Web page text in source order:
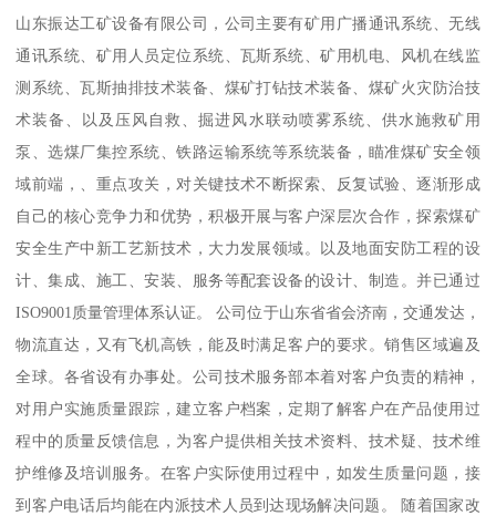
山东振达工矿设备有限公司，公司主要有矿用广播通讯系统、无线
通讯系统、矿用人员定位系统、瓦斯系统、矿用机电、风机在线监
测系统、瓦斯抽排技术装备、煤矿打钻技术装备、煤矿火灾防治技
术装备、以及压风自救、掘进风水联动喷雾系统、供水施救矿用
泵、选煤厂集控系统、铁路运输系统等系统装备，瞄准煤矿安全领
域前端，、重点攻关，对关键技术不断探索、反复试验、逐渐形成
自己的核心竞争力和优势，积极开展与客户深层次合作，探索煤矿
安全生产中新工艺新技术，大力发展领域。以及地面安防工程的设
计、集成、施工、安装、服务等配套设备的设计、制造。并已通过
ISO9001质量管理体系认证。 公司位于山东省省会济南，交通发达，
物流直达，又有飞机高铁，能及时满足客户的要求。销售区域遍及
全球。各省设有办事处。公司技术服务部本着对客户负责的精神，
对用户实施质量跟踪，建立客户档案，定期了解客户在产品使用过
程中的质量反馈信息，为客户提供相关技术资料、技术疑、技术维
护维修及培训服务。在客户实际使用过程中，如发生质量问题，接
到客户电话后均能在内派技术人员到达现场解决问题。 随着国家改